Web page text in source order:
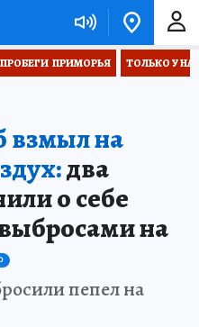
ПРИМОРЬЯ ТОЛЬКО У
взмыл на
два
о себе
на
пепел на